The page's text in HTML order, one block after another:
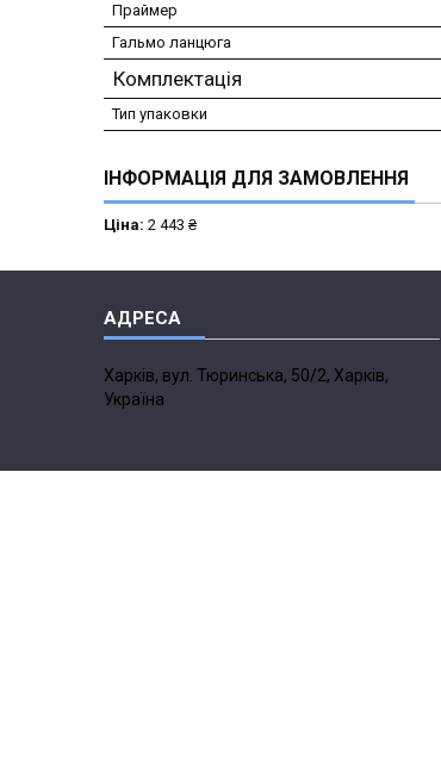
Праймер
Гальмо ланцюга
Комплектація
Тип упаковки
ІНФОРМАЦІЯ ДЛЯ ЗАМОВЛЕННЯ
Ціна: 2 443 ₴
Харків, вул. Тюринська, 50/2, Харків,
Україна